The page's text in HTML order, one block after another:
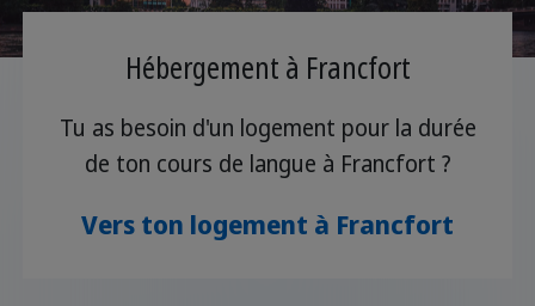
Hébergement à Francfort
Tu as besoin d'un logement pour la durée
de ton cours de langue à Francfort ?
Vers ton logement à Francfort